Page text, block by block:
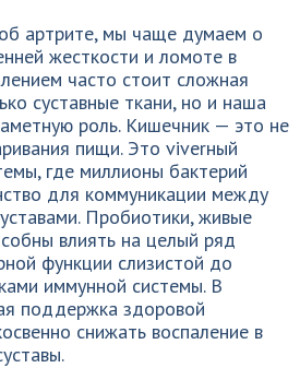
артрите, мы чаще думаем о
жесткости и ломоте в
часто стоит сложная
суставные ткани, но и наша
роль. Кишечник — это не
пищи. Это viverный
где миллионы бактерий
для коммуникации между
Пробиотики, живые
влиять на целый ряд
функции слизистой до
иммунной системы. В
поддержка здоровой
снижать воспаление в